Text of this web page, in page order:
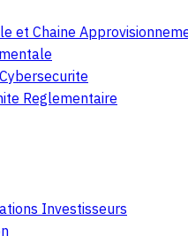
et Chaine
Reglementaire
Investisseurs